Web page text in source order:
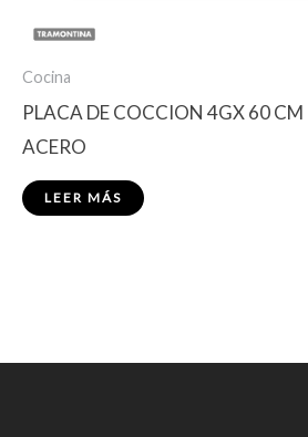
Cocina
PLACA DE COCCION 4GX 60 CM
ACERO
LEER MÁS